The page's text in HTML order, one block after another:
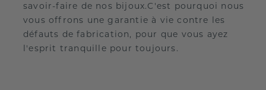
savoir-faire de nos bijoux.C'est pourquoi nous
vous offrons une garantie à vie contre les
défauts de fabrication, pour que vous ayez
l'esprit tranquille pour toujours.